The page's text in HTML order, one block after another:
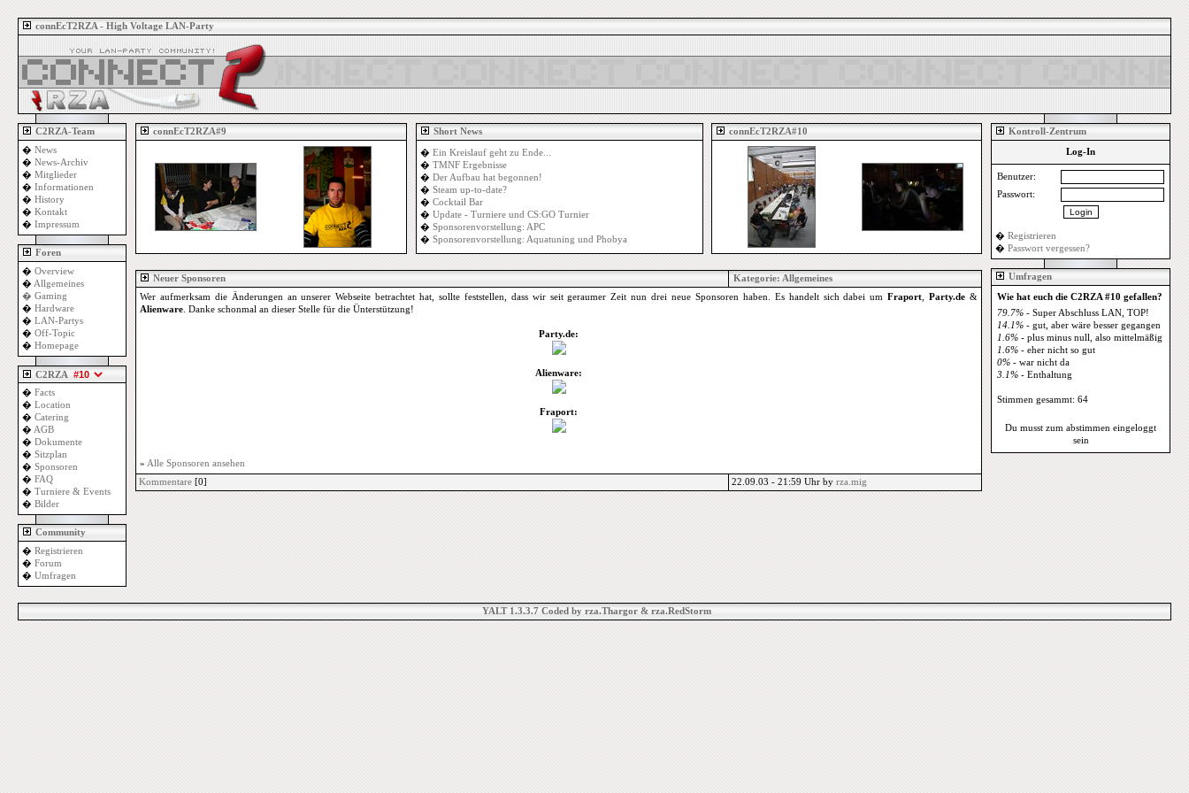
connEcT2RZA - High Voltage LAN-Party
C2RZA-Team
� News
� News-Archiv
� Mitglieder
� Informationen
� History
� Kontakt
� Impressum
Foren
� Overview
� Allgemeines
� Gaming
� Hardware
� LAN-Partys
� Off-Topic
� Homepage
C2RZA
� Facts
� Location
� Catering
� AGB
� Dokumente
� Sitzplan
� Sponsoren
� FAQ
� Turniere & Events
� Bilder
Community
� Registrieren
� Forum
� Umfragen
connEcT2RZA#9 Short News
� Ein Kreislauf geht zu Ende...
� TMNF Ergebnisse
� Der Aufbau hat begonnen!
� Steam up-to-date?
� Cocktail Bar
� Update - Turniere und CS:GO Turnier
� Sponsorenvorstellung: APC
� Sponsorenvorstellung: Aquatuning und Phobya
connEcT2RZA#10
Neuer Sponsoren Kategorie: Allgemeines
Wer aufmerksam die Änderungen an unserer Webseite betrachtet hat, sollte feststellen, dass wir seit geraumer Zeit nun drei neue Sponsoren haben. Es handelt sich dabei umFraport ,Party.de &
Alienware . Danke schonmal an dieser Stelle für die Ünterstützung!
Party.de:
Alienware:
Fraport:
» Alle Sponsoren ansehen
Kommentare [0] 22.09.03 - 21:59 Uhr by rza.mig
Kontroll-Zentrum
Log-In
Benutzer:
Passwort:
� Registrieren
� Passwort vergessen?
Umfragen
Wie hat euch die C2RZA #10 gefallen?
79.7% - Super Abschluss LAN, TOP!
14.1% - gut, aber wäre besser gegangen
1.6% - plus minus null, also mittelmäßig
1.6% - eher nicht so gut
0% - war nicht da
3.1% - Enthaltung
Stimmen gesammt: 64
Du musst zum abstimmen eingeloggt
sein
YALT 1.3.3.7 Coded by rza.Thargor & rza.RedStorm